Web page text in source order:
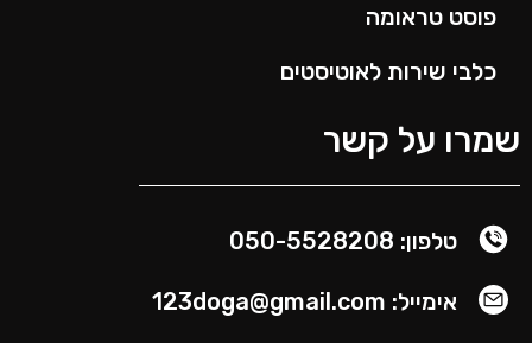
פוסט טראומה
כלבי שירות לאוטיסטים
על קשר
טלפון: 050-5528208
אימייל: 123doga@gmail.com